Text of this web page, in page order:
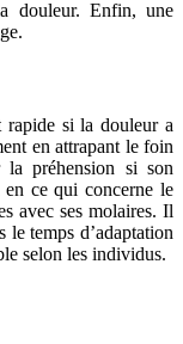
douleur. Enfin, une
rapide si la douleur a
en attrapant le foin
préhension si son
en ce qui concerne le
avec ses molaires. Il
le temps d’adaptation
selon les individus.